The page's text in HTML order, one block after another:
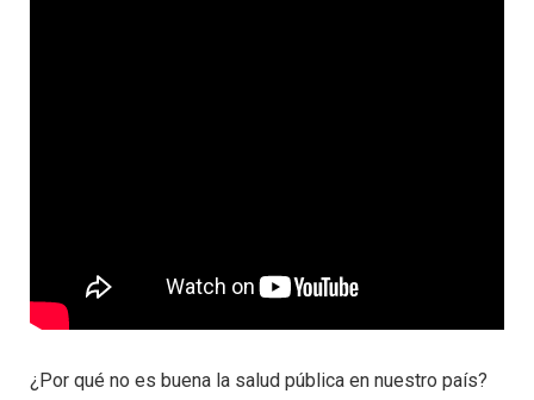
¿Por qué no es buena la salud pública en nuestro país?